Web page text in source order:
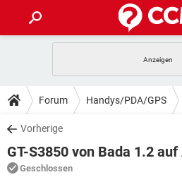
ANDROID IOS
WINDOWS 10
WHATSAPP
FACEBOOK
TIPPS & TRICKS
SPIELE
WINDOWS 10
DOWNLOADS
SPIELE
ANDROID
FORUM
Forum Handys/PDA/GPS
Vorherige
GT-S3850 von Bada 1.2
Geschlossen